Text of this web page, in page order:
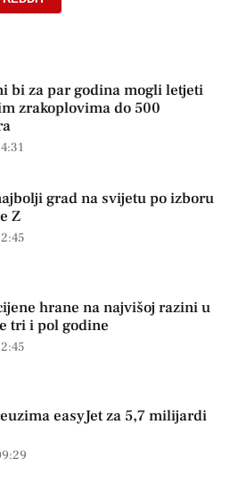
bi za par godina mogli letjeti
zrakoplovima do 500
grad na svijetu po izboru
Z
hrane na najvišoj razini u
tri i pol godine
easyJet za 5,7 milijardi